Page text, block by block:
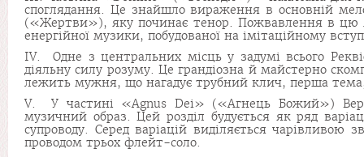
споглядання. Це знайшло вираження в основній
(«Жертви»), яку починає тенор. Пожвавлення в цю
енергійної музики, побудованої на імітаційному
IV. Одне з центральних місць у задумі всього
діяльну силу розуму. Це гран­діозна й майстерно
лежить мужня, що нагадує трубний клич, перша
V. У частині «Agnus Dei» («Агнець Божий»)
музичний образ. Цей розділ будується як ряд
супроводу. Серед варіацій виділяється
проводом трьох флейт-соло.